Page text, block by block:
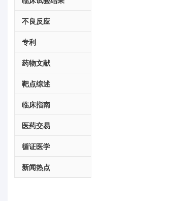
不良反应
专利
药物文献
靶点综述
临床指南
医药交易
循证医学
新闻热点